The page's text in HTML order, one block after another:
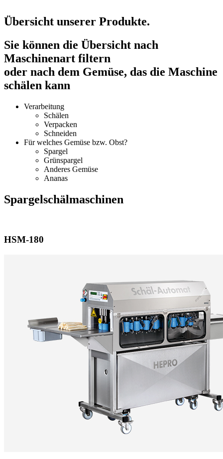
Übersicht unserer Produkte.
Sie können die Übersicht nach
Maschinenart filtern
oder nach dem Gemüse, das die Maschine
schälen kann
Verarbeitung
Schälen
Verpacken
Schneiden
Für welches Gemüse bzw. Obst?
Spargel
Grünspargel
Anderes Gemüse
Ananas
Spargelschälmaschinen
HSM-180